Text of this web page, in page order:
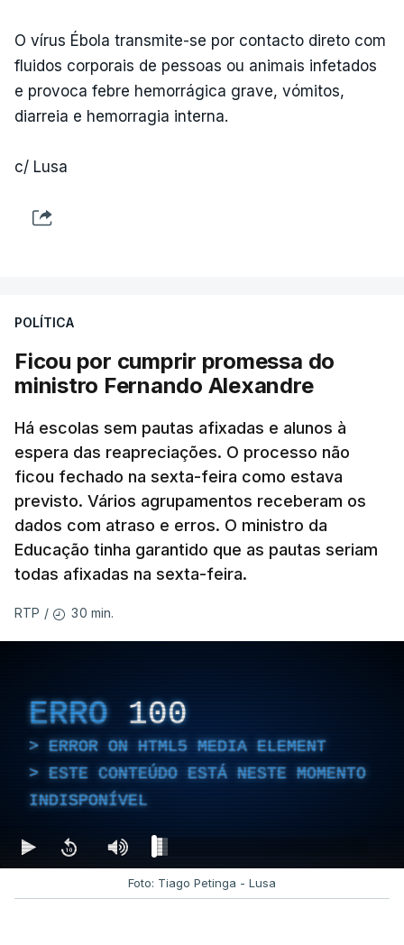
O vírus Ébola transmite-se por contacto direto com
fluidos corporais de pessoas ou animais infetados
e provoca febre hemorrágica grave, vómitos,
diarreia e hemorragia interna.
c/ Lusa
POLÍTICA
Ficou por cumprir promessa do
ministro Fernando Alexandre
Há escolas sem pautas afixadas e alunos à
espera das reapreciações. O processo não
ficou fechado na sexta-feira como estava
previsto. Vários agrupamentos receberam os
dados com atraso e erros. O ministro da
Educação tinha garantido que as pautas seriam
todas afixadas na sexta-feira.
RTP / 30 min.
ERRO 100
ERROR ON HTML5 MEDIA ELEMENT
ESTE CONTEÚDO ESTÁ NESTE MOMENTO
INDISPONÍVEL
Foto: Tiago Petinga - Lusa